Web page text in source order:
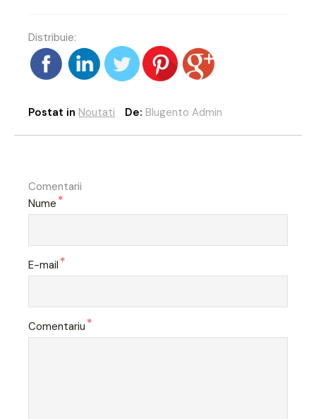
Distribuie:
Postat in Noutati De: Blugento Admin
Comentarii
Nume *
E-mail *
Comentariu *